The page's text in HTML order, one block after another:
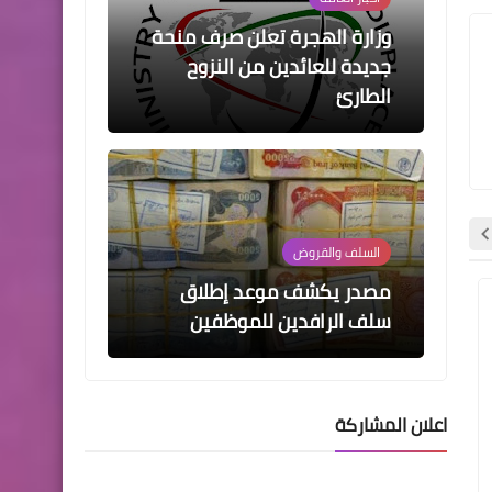
اسماء االرعاية الاجتماعية اسماء االرعاية
السلف والقروض
مصدر يكشف موعد إطلاق
سلف الرافدين للموظفين
اخبار العامة
هام ارتفاع أسعار الذهب في
الأسواق العراقية
اعلان المشاركة